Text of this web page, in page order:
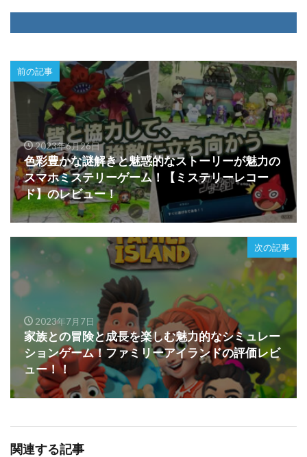
前の記事
2023年6月26日
色彩豊かな謎解きと魅惑的なストーリーが魅力の
スマホミステリーゲーム！【ミステリーレコー
ド】のレビュー！
次の記事
2023年7月7日
家族との冒険と成長を楽しむ魅力的なシミュレー
ションゲーム！ファミリーアイランドの評価レビ
ュー！！
関連する記事